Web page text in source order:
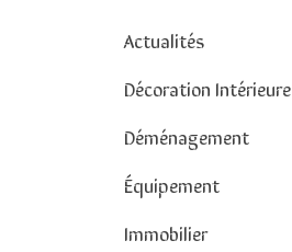
Actualités
Décoration Intérieure
Déménagement
Équipement
Immobilier